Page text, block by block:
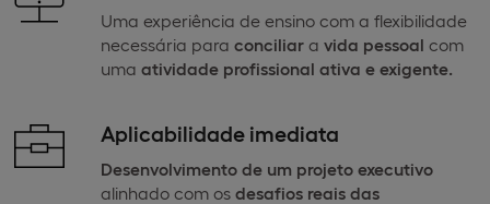
Uma experiência de ensino com a flexibilidade
necessária para conciliar a vida pessoal com
uma atividade profissional ativa e exigente.
Aplicabilidade imediata
Desenvolvimento de um projeto executivo
alinhado com os desafios reais das